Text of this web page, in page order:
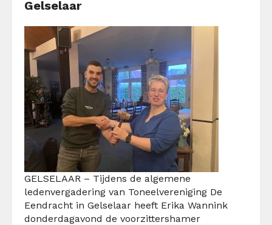
Gelselaar
GELSELAAR – Tijdens de algemene
ledenvergadering van Toneelvereniging De
Eendracht in Gelselaar heeft Erika Wannink
donderdagavond de voorzittershamer